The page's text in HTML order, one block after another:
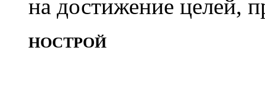
на достижение целей,
НОСТРОЙ